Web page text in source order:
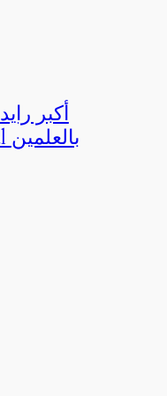
أكبر